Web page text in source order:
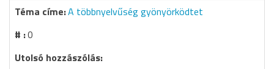
A többnyelvűség gyönyörködtet
0